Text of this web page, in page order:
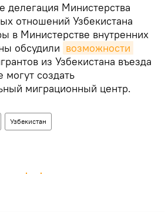
делегация Министерства
отношений Узбекистана
в Министерстве внутренних
обсудили возможности
из Узбекистана въезда
создать
миграционный центр.
Узбекистан